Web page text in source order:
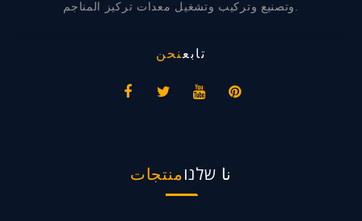
وتصنيع وتركيب وتشغيل معدات تركيز المناجم.
تابعنحن
نا שלנו منتجات